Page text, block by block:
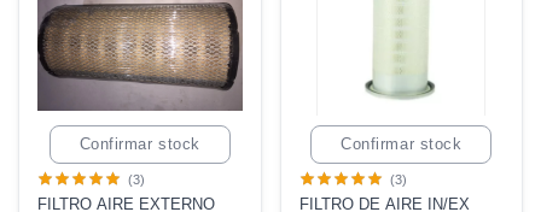
Confirmar stock
(3)
FILTRO AIRE EXTERNO
Confirmar stock
(3)
FILTRO DE AIRE IN/EX